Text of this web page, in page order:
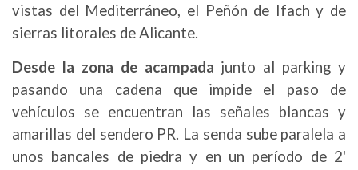
vistas del Mediterráneo, el Peñón de Ifach y de
sierras litorales de Alicante.
Desde la zona de acampada junto al parking y
pasando una cadena que impide el paso de
vehículos se encuentran las señales blancas y
amarillas del sendero PR. La senda sube paralela a
unos bancales de piedra y en un período de 2'